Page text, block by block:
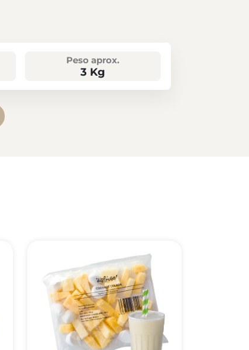
Peso aprox.
3 Kg